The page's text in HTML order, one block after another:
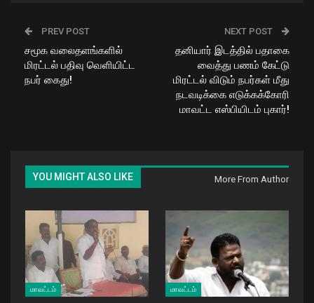
PREV POST
சமூக வலைதளங்களில்
மிரட்டல் பதிவு வெளியிட்ட
நபர் கைது!
NEXT POST
தனியார் இடத்தில் பதாகை
வைத்து பணம் கேட்டு
மிரட்டல் விடும் நபர்கள் மீது
நடவடிக்கை எடுக்கக்கோரி
மாவட்ட எஸ்பியிடம் புகார்!
YOU MIGHT ALSO LIKE More From Author
மாவட்டம் மாவட்டம்